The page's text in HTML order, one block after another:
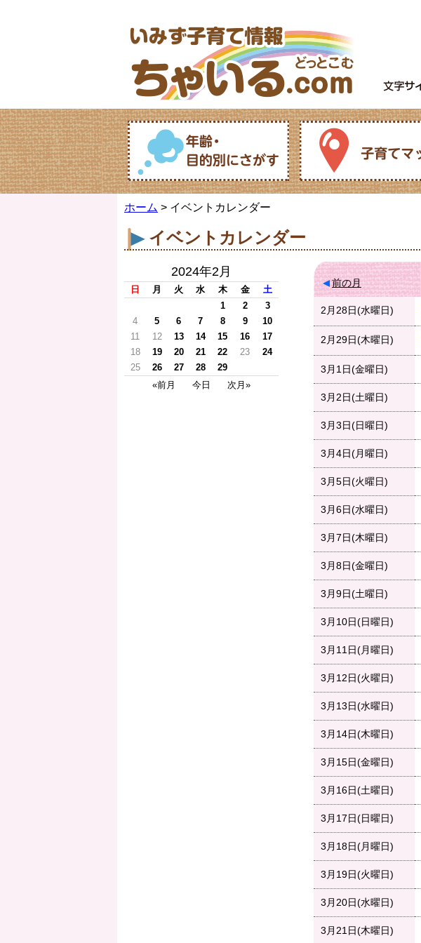
ホーム > イベントカレンダー
イベントカレンダー
2024年2月
日 月 火 水 木 金
土
1
2
3
4
5 6 7 8 9
10
11
12 13 14 15 16
17
18
19 20 21 22 23
24
25
26 27 28
29
«前月
今日 次月»
前の月
2月28日(水曜日)
2月29日(木曜日)
3月1日(金曜日)
3月2日(土曜日)
3月3日(日曜日)
3月4日(月曜日)
3月5日(火曜日)
3月6日(水曜日)
3月7日(木曜日)
3月8日(金曜日)
3月9日(土曜日)
3月10日(日曜日)
3月11日(月曜日)
3月12日(火曜日)
3月13日(水曜日)
3月14日(木曜日)
3月15日(金曜日)
3月16日(土曜日)
3月17日(日曜日)
3月18日(月曜日)
3月19日(火曜日)
3月20日(水曜日)
3月21日(木曜日)